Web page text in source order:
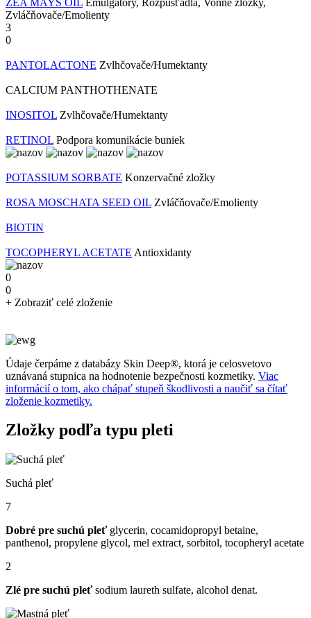
Zvláčňovače/Emolienty
3
0
PANTOLACTONE Zvlhčovače/Humektanty
CALCIUM PANTHOTHENATE
INOSITOL Zvlhčovače/Humektanty
RETINOL Podpora komunikácie buniek
POTASSIUM SORBATE Konzervačné zložky
ROSA MOSCHATA SEED OIL Zvláčňovače/Emolienty
BIOTIN
TOCOPHERYL ACETATE Antioxidanty
0
0
+ Zobraziť celé zloženie
Údaje čerpáme z databázy Skin Deep®, ktorá je celosvetovo
uznávaná stupnica na hodnotenie bezpečnosti kozmetiky. Viac
informácií o tom, ako chápať stupeň škodlivosti a naučiť sa čítať
zloženie kozmetiky.
Zložky podľa typu pleti
Suchá pleť
7
Dobré pre suchú pleť glycerin, cocamidopropyl betaine,
panthenol, propylene glycol, mel extract, sorbitol, tocopheryl acetate
2
Zlé pre suchú pleť sodium laureth sulfate, alcohol denat.